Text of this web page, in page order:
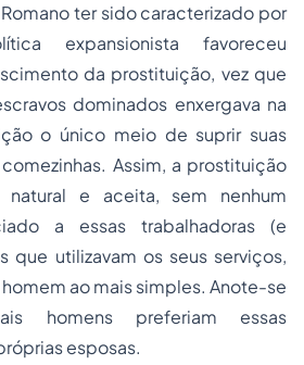
ter sido caracterizado por
expansionista favoreceu
da prostituição, vez que
dominados enxergava na
o único meio de suprir suas
Assim, a prostituição
natural e aceita, sem nenhum
a essas trabalhadoras (e
que utilizavam os seus serviços,
ao mais simples. Anote-se
homens preferiam essas
esposas.